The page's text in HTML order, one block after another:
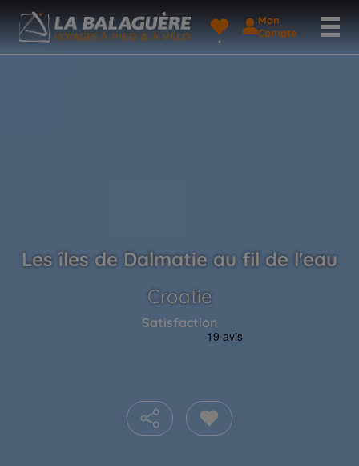
Mon
Compte
Les îles de Dalmatie au fil de l'eau
Croatie
Satisfaction